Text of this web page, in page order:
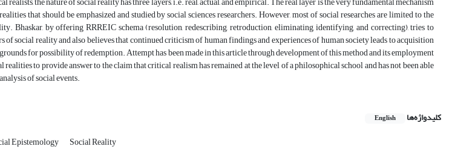
that should be emphasized and studied by social sciences researchers. However, most of social researches are limited to the
Bhaskar, by offering RRREIC schema (resolution, redescribing, retroduction, eliminating, identifying, and correcting), tries to
of social reality and also believes that continued criticism of human findings and experiences of human society leads to acquisition
for possibility of redemption. Attempt has been made in this article through development of this method and its employment
to provide answer to the claim that critical realism has remained at the level of a philosophical school and has not been able
of social events.
کلیدواژه‌ها English
Epistemology Social Reality